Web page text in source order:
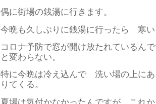
偶に街場の銭湯に行きます。
今晩も久しぶりに銭湯に行ったら 寒
コロナ予防で窓が開け放たれているん
と変わらない。
特に今晩は冷え込んで 洗い場の上に
りてくる。
夏場は気付かなかったんですが これ